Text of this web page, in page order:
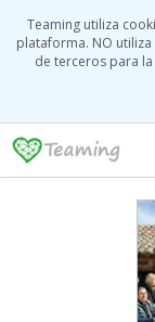
Teaming utiliza
plataforma. NO
de terceros para